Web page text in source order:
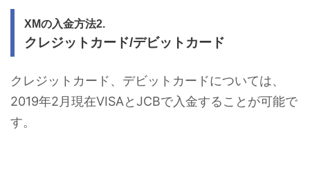
XMの入金方法2.
クレジットカード/デビットカード
クレジットカード、デビットカードについては、
2019年2月現在VISAとJCBで入金することが可能で
す。